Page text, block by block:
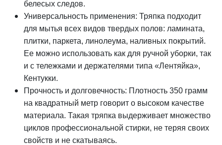
белесых следов.
Универсальность применения: Тряпка подходит
для мытья всех видов твердых полов: ламината,
плитки, паркета, линолеума, наливных покрытий.
Ее можно использовать как для ручной уборки, так
и с тележками и держателями типа «Лентяйка»,
Кентукки.
Прочность и долговечность: Плотность 350 грамм
на квадратный метр говорит о высоком качестве
материала. Такая тряпка выдерживает множество
циклов профессиональной стирки, не теряя своих
свойств и не скатываясь.